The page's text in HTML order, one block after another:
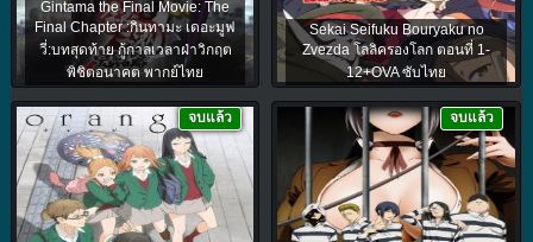
Gintama the Final Movie: The
Final Chapter :กินทามะ เดอะมูฟ
วี่:บทสุดท้าย กู้กาลเวลาฝ่าวิกฤต
พิชิตอนาคต พากย์ไทย
Sekai Seifuku Bouryaku no
Zvezda โลลิครองโลก ตอนที่ 1-
12+OVA ซับไทย
จบแล้ว จบแล้ว